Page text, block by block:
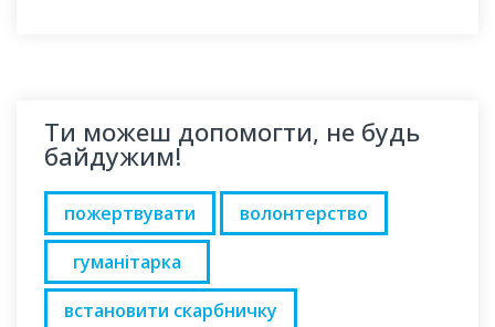
Ти можеш допомогти, не будь
байдужим!
пожертвувати
волонтерство
гуманітарка
встановити скарбничку